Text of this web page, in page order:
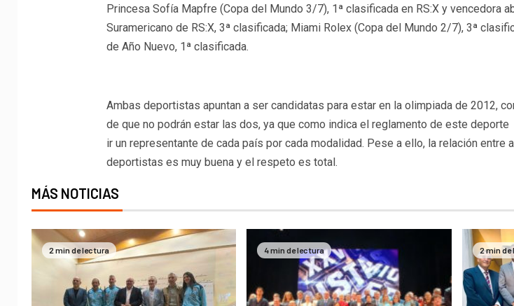
Princesa Sofía Mapfre (Copa del Mundo 3/7), 1ª clasificada en RS:X y vencedora
Suramericano de RS:X, 3ª clasificada; Miami Rolex (Copa del Mundo 2/7), 3ª
de Año Nuevo, 1ª clasificada.
Ambas deportistas apuntan a ser candidatas para estar en la olimpiada de 2012,
de que no podrán estar las dos, ya que como indica el reglamento de este
ir un representante de cada país por cada modalidad. Pese a ello, la relación entre
deportistas es muy buena y el respeto es total.
MÁS NOTICIAS
2 min de lectura 4 min de lectura 2 min de